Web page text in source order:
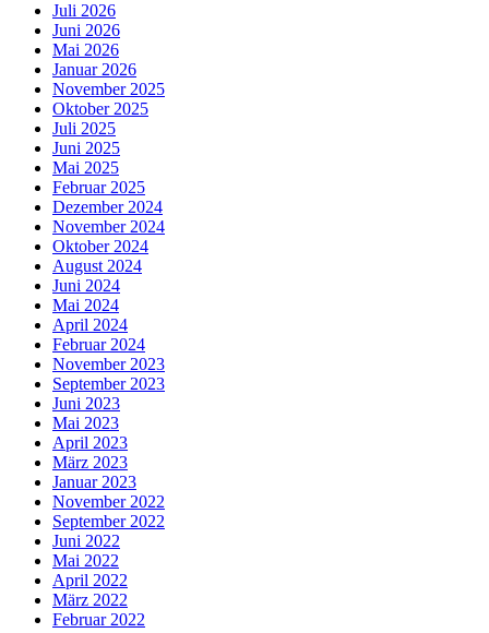
Juli 2026
Juni 2026
Mai 2026
Januar 2026
November 2025
Oktober 2025
Juli 2025
Juni 2025
Mai 2025
Februar 2025
Dezember 2024
November 2024
Oktober 2024
August 2024
Juni 2024
Mai 2024
April 2024
Februar 2024
November 2023
September 2023
Juni 2023
Mai 2023
April 2023
März 2023
Januar 2023
November 2022
September 2022
Juni 2022
Mai 2022
April 2022
März 2022
Februar 2022